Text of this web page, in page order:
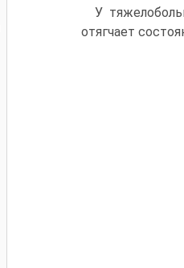
У
отягчает